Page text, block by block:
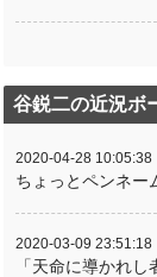
谷鋭二の近況ボ
2020-04-28 10:05:38
ちょっとペンネー
2020-03-09 23:51:18
「天命に導かれ